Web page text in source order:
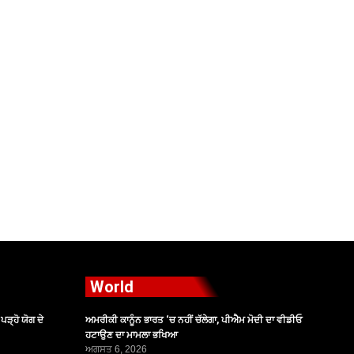
ਪੜ੍ਹੋ ਯੋਗ ਦੇ
World
ਅਮਰੀਕੀ ਕਾਨੂੰਨ ਭਾਰਤ ‘ਚ ਨਹੀਂ ਚੱਲੇਗਾ, ਪੀਐਮ ਮੋਦੀ ਦਾ ਵੀਡੀਓ
ਹਟਾਉਣ ਦਾ ਮਾਮਲਾ ਭਖਿਆ
ਅਗਸਤ 6, 2026